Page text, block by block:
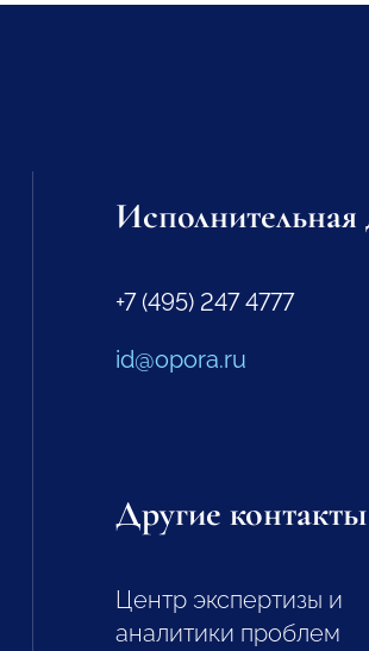
Исполнительная
+7 (495) 247 4777
id@opora.ru
Другие контакты
Центр экспертизы и
аналитики проблем